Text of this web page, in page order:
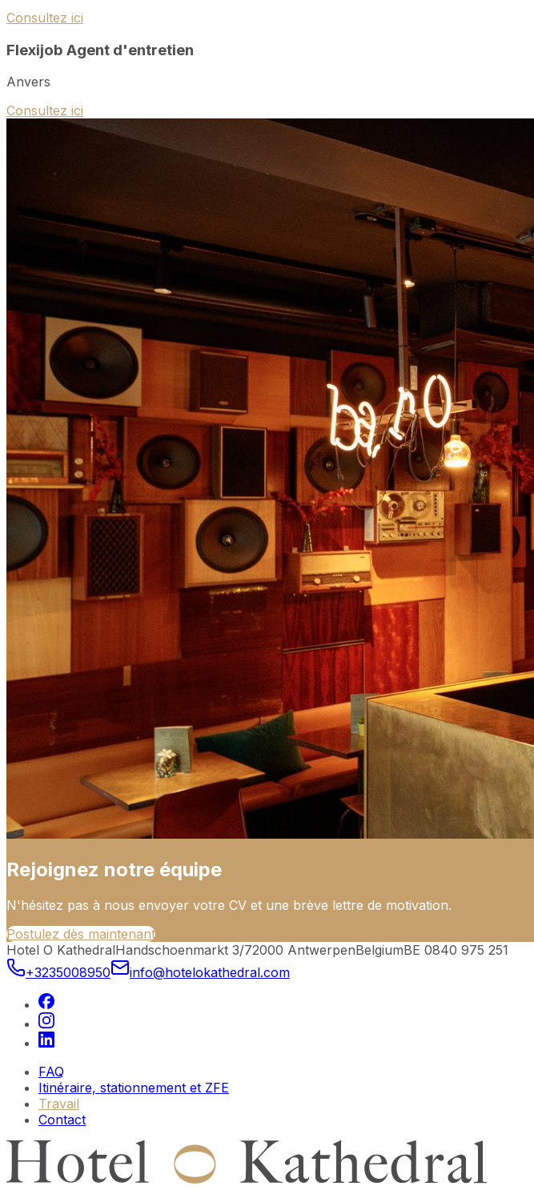
Consultez ici
Flexijob Agent d'entretien
Anvers
Consultez ici
Rejoignez notre équipe
N'hésitez pas à nous envoyer votre CV et une brève lettre de motivation.
Postulez dès maintenant
Hotel O KathedralHandschoenmarkt 3/72000 AntwerpenBelgiumBE 0840 975 251
+3235008950
info@hotelokathedral.com
FAQ
Itinéraire, stationnement et ZFE
Travail
Contact